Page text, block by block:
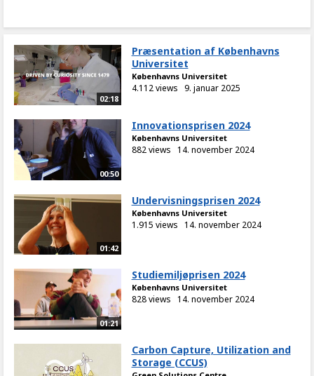
02:18
Præsentation af Københavns
Universitet
Københavns Universitet
4.112 views 9. januar 2025
00:50
Innovationsprisen 2024
Københavns Universitet
882 views 14. november 2024
01:42
Undervisningsprisen 2024
Københavns Universitet
1.915 views 14. november 2024
01:21
Studiemiljøprisen 2024
Københavns Universitet
828 views 14. november 2024
Carbon Capture, Utilization and
Storage (CCUS)